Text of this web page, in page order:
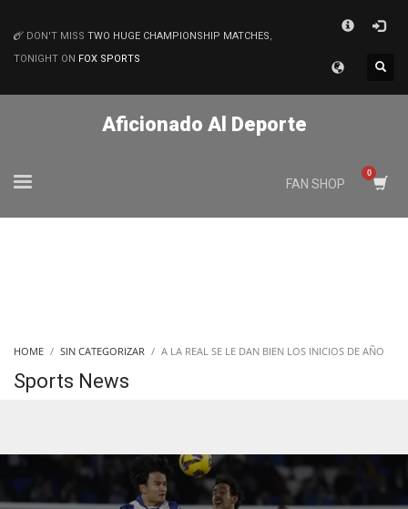
MATCHES
DON'T MISS TWO HUGE CHAMPIONSHIP MATCHES,
TONIGHT ON FOX SPORTS
Aficionado Al Deporte
FAN SHOP
HOME SIN CATEGORIZAR A LA REAL SE LE DAN BIEN LOS INICIOS DE AÑO
Sports News